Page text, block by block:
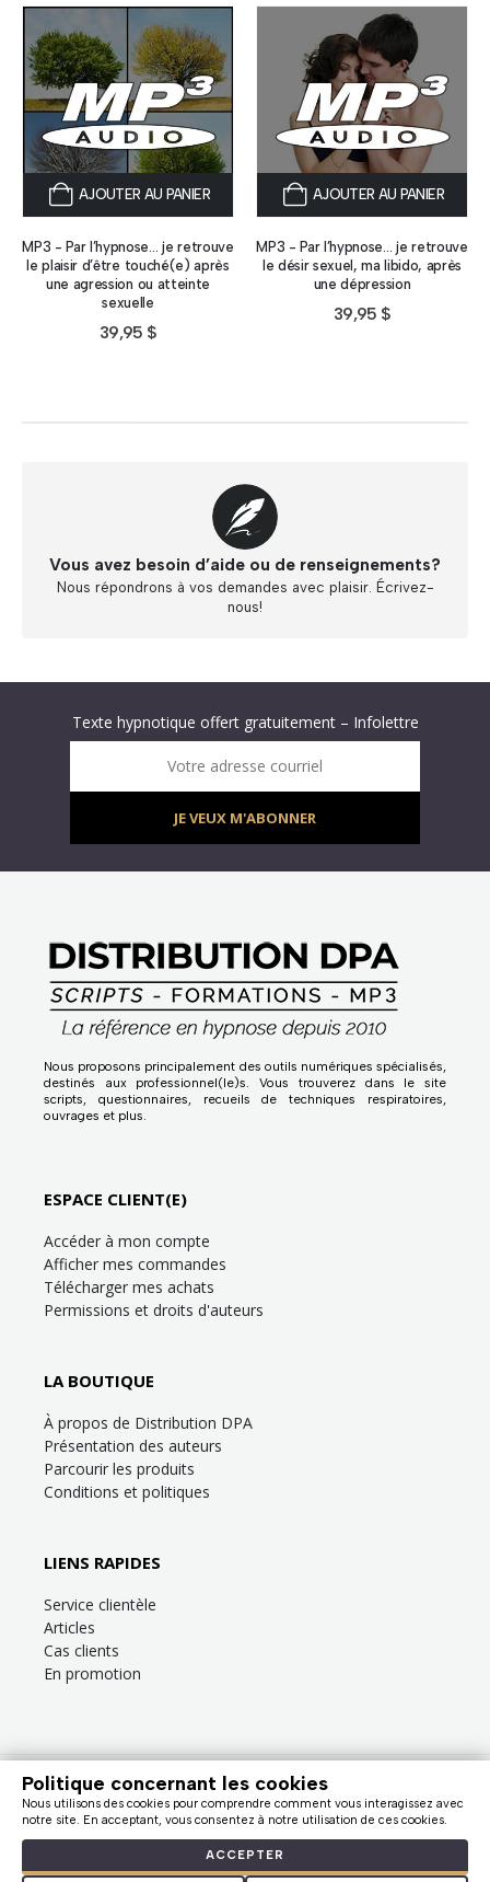
AJOUTER AU PANIER
MP3 - Par l’hypnose… je retrouve
le plaisir d’être touché(e) après
une agression ou atteinte
sexuelle
39,95 $
AJOUTER AU PANIER
MP3 - Par l’hypnose… je retrouve
le désir sexuel, ma libido, après
une dépression
39,95 $
Vous avez besoin d’aide ou de renseignements?
Nous répondrons à vos demandes avec plaisir. Écrivez-
nous!
Texte hypnotique offert gratuitement – Infolettre
Infolettre : obtenez un MP3 d’hypnose gratuit !
Votre adresse courriel
JE VEUX M'ABONNER
Nous proposons principalement des outils numériques spécialisés,
destinés aux professionnel(le)s. Vous trouverez dans le site
scripts, questionnaires, recueils de techniques respiratoires,
ouvrages et plus.
ESPACE CLIENT(E)
Accéder à mon compte
Afficher mes commandes
Télécharger mes achats
Permissions et droits d'auteurs
LA BOUTIQUE
À propos de Distribution DPA
Présentation des auteurs
Parcourir les produits
Conditions et politiques
LIENS RAPIDES
Service clientèle
Articles
Cas clients
En promotion
Besoin d’aide?Consultez laFAQ ou la section Service clientèle
Nous facturons en dollars canadiens (taxes en sus). |
© Distribution DPA, 2009 - 2026
Politique concernant les cookies
Nous utilisons des cookies pour comprendre comment vous interagissez avec
notre site. En acceptant, vous consentez à notre utilisation de ces cookies.
ACCEPTER